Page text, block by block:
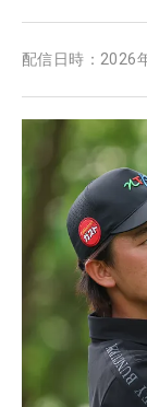
配信日時： 2026